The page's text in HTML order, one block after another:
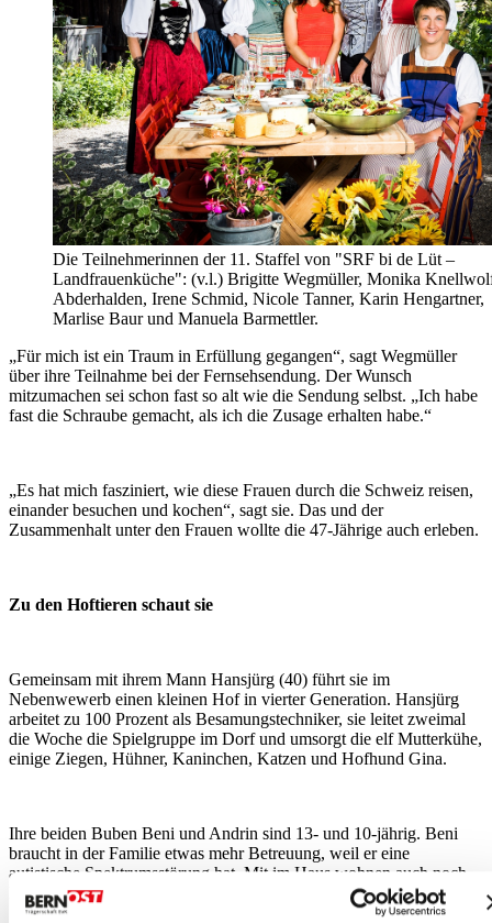
Die Teilnehmerinnen der 11. Staffel von "SRF bi de Lüt –
Landfrauenküche": (v.l.) Brigitte Wegmüller, Monika
Abderhalden, Irene Schmid, Nicole Tanner, Karin Hengartner,
Marlise Baur und Manuela Barmettler.
„Für mich ist ein Traum in Erfüllung gegangen“, sagt Wegmüller
über ihre Teilnahme bei der Fernsehsendung. Der Wunsch
mitzumachen sei schon fast so alt wie die Sendung selbst. „Ich habe
fast die Schraube gemacht, als ich die Zusage erhalten habe.“
„Es hat mich fasziniert, wie diese Frauen durch die Schweiz reisen,
einander besuchen und kochen“, sagt sie. Das und der
Zusammenhalt unter den Frauen wollte die 47-Jährige auch erleben.
Zu den Hoftieren schaut sie
Gemeinsam mit ihrem Mann Hansjürg (40) führt sie im
Nebenwewerb einen kleinen Hof in vierter Generation. Hansjürg
arbeitet zu 100 Prozent als Besamungstechniker, sie leitet zweimal
die Woche die Spielgruppe im Dorf und umsorgt die elf Mutterkühe,
einige Ziegen, Hühner, Kaninchen, Katzen und Hofhund Gina.
Ihre beiden Buben Beni und Andrin sind 13- und 10-jährig. Beni
braucht in der Familie etwas mehr Betreuung, weil er eine
autistische Spektrumsstörung hat. Mit im Haus wohnen auch noch
Brigittes Schwiegereltern Johann (70) und Heidi (65).